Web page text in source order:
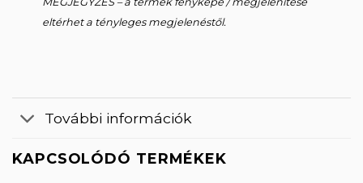
eltérhet a tényleges megjelenéstől.
További információk
KAPCSOLÓDÓ TERMÉKEK